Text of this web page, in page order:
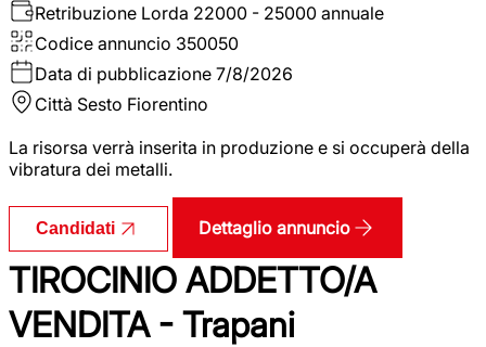
Retribuzione Lorda 22000 - 25000 annuale
Codice annuncio 350050
Data di pubblicazione 7/8/2026
Città Sesto Fiorentino
La risorsa verrà inserita in produzione e si occuperà della
vibratura dei metalli.
Candidati Dettaglio annuncio
TIROCINIO ADDETTO/A
VENDITA - Trapani